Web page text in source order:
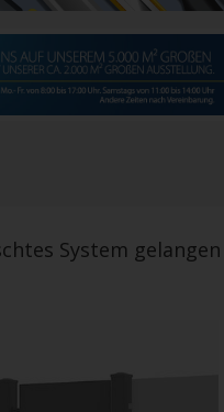
Zaunfelder
System gelangen